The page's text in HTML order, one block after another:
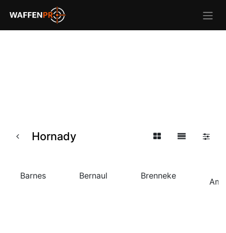
Hornady
Barnes Bernaul Brenneke